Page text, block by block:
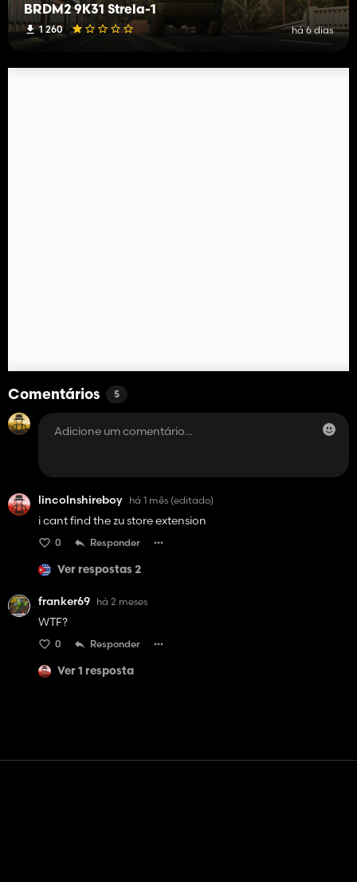
BRDM2 9K31 Strela-1
1 260 há 6 dias
Comentários 5
lincolnshireboy há 1 mês (editado)
i cant find the zu store extension
0 Responder
Ver respostas 2
franker69 há 2 meses
WTF?
0 Responder
Ver 1 resposta